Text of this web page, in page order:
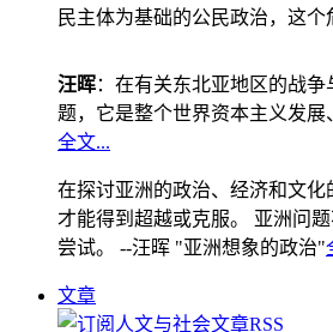
民主体为基础的公民政治，这个
汪晖：在有关东北亚地区的战
题，它是整个世界资本主义发展
全文...
在探讨亚洲的政治、经济和文
才能得到超越或克服。 亚洲问
尝试。 --汪晖 "亚洲想象的政治"
文章